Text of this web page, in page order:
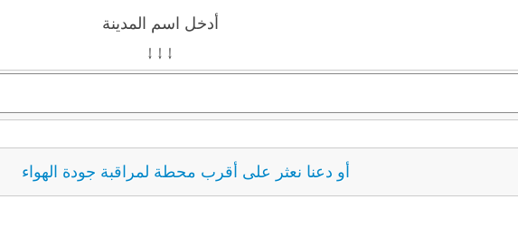
أدخل اسم المدينة
↓ ↓ ↓
أو دعنا نعثر على أقرب محطة لمراقبة جودة الهواء